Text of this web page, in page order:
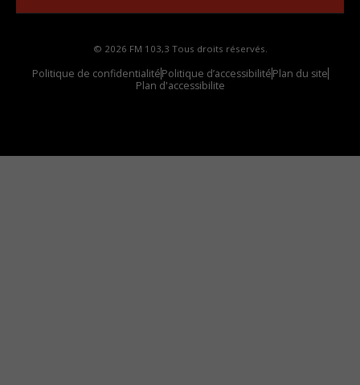
© 2026 FM 103,3 Tous droits réservés.
Politique de confidentialitéPolitique d’accessibilitéPlan du site
Plan d'accessibilite